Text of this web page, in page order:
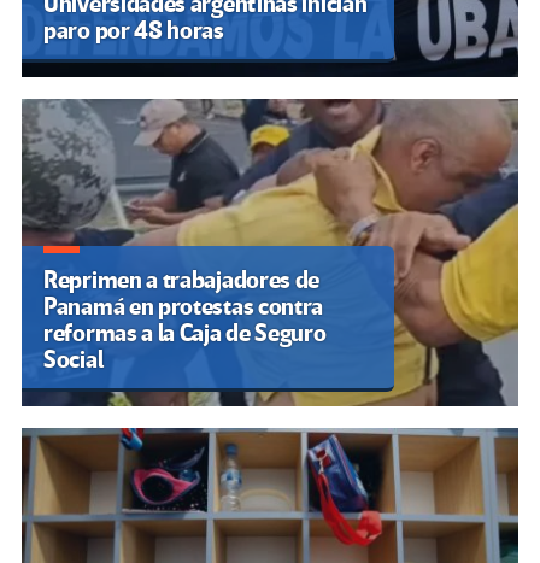
paro por 48 horas
Reprimen a trabajadores de
Panamá en protestas contra
reformas a la Caja de Seguro
Social